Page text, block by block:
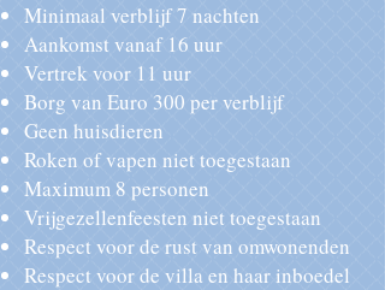
Minimaal verblijf 7 nachten
Aankomst vanaf 16 uur
Vertrek voor 11 uur
Borg van Euro 300 per verblijf
Geen huisdieren
Roken of vapen niet toegestaan
Maximum 8 personen
Vrijgezellenfeesten niet toegestaan
Respect voor de rust van omwonenden
Respect voor de villa en haar inboedel